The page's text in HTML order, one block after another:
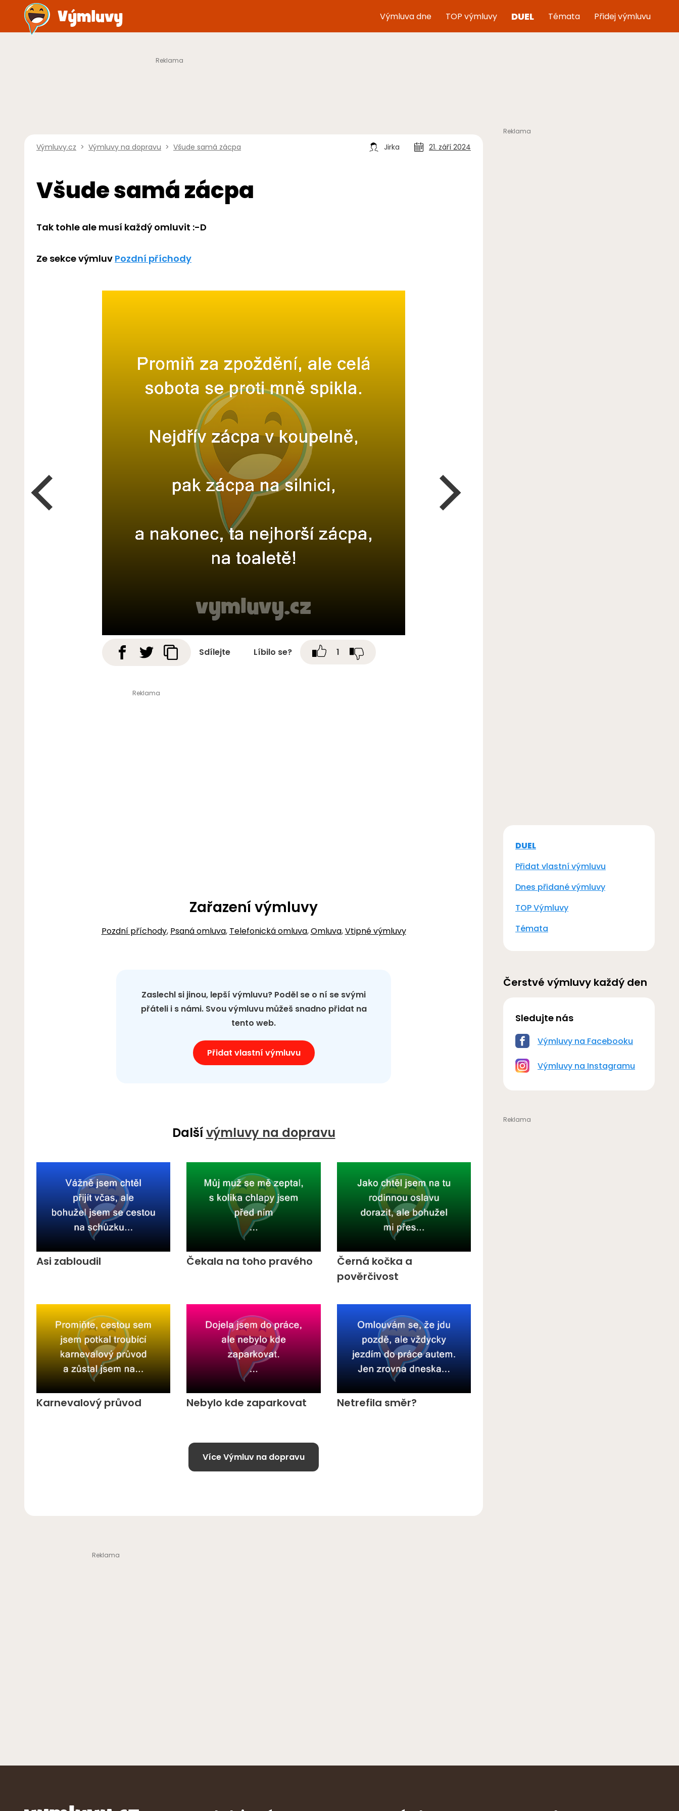
Výmluva dne TOP výmluvy DUEL Témata Přidej výmluvu
Výmluvy.cz > Výmluvy na dopravu > Všude samá zácpa Jirka 21. září 2024
Všude samá zácpa
Tak tohle ale musí každý omluvit :-D
Ze sekce výmluv Pozdní příchody
Sdílejte Líbilo se? 1
Zařazení výmluvy
Pozdní příchody, Psaná omluva, Telefonická omluva,Omluva,Vtipné výmluvy
Zaslechl si jinou, lepší výmluvu? Poděl se o ní se svými
přáteli i s námi. Svou výmluvu můžeš snadno přidat na
tento web.
Přidat vlastní výmluvu
Dalšívýmluvy na dopravu
Asi zabloudil Čekala na toho pravého
Černá kočka a
pověrčivost
Karnevalový průvod Nebylo kde zaparkovat Netrefila směr?
Více Výmluv na dopravu
DUEL
Přidat vlastní výmluvu
Dnes přidané výmluvy
TOP Výmluvy
Témata
Čerstvé výmluvy každý den
Sledujte nás
Výmluvy na Facebooku
Výmluvy na Instagramu